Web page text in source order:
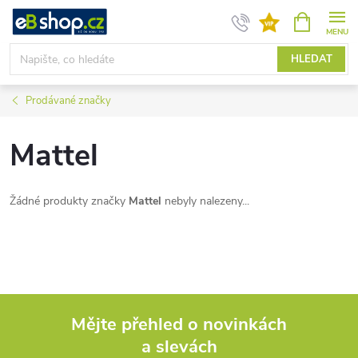
Přejít
obsah
HLEDAT
NÁKUPNÍ
KOŠÍK
Prodávané značky
Mattel
Žádné produkty značky Mattel nebyly nalezeny...
Mějte přehled o novinkách
a slevách